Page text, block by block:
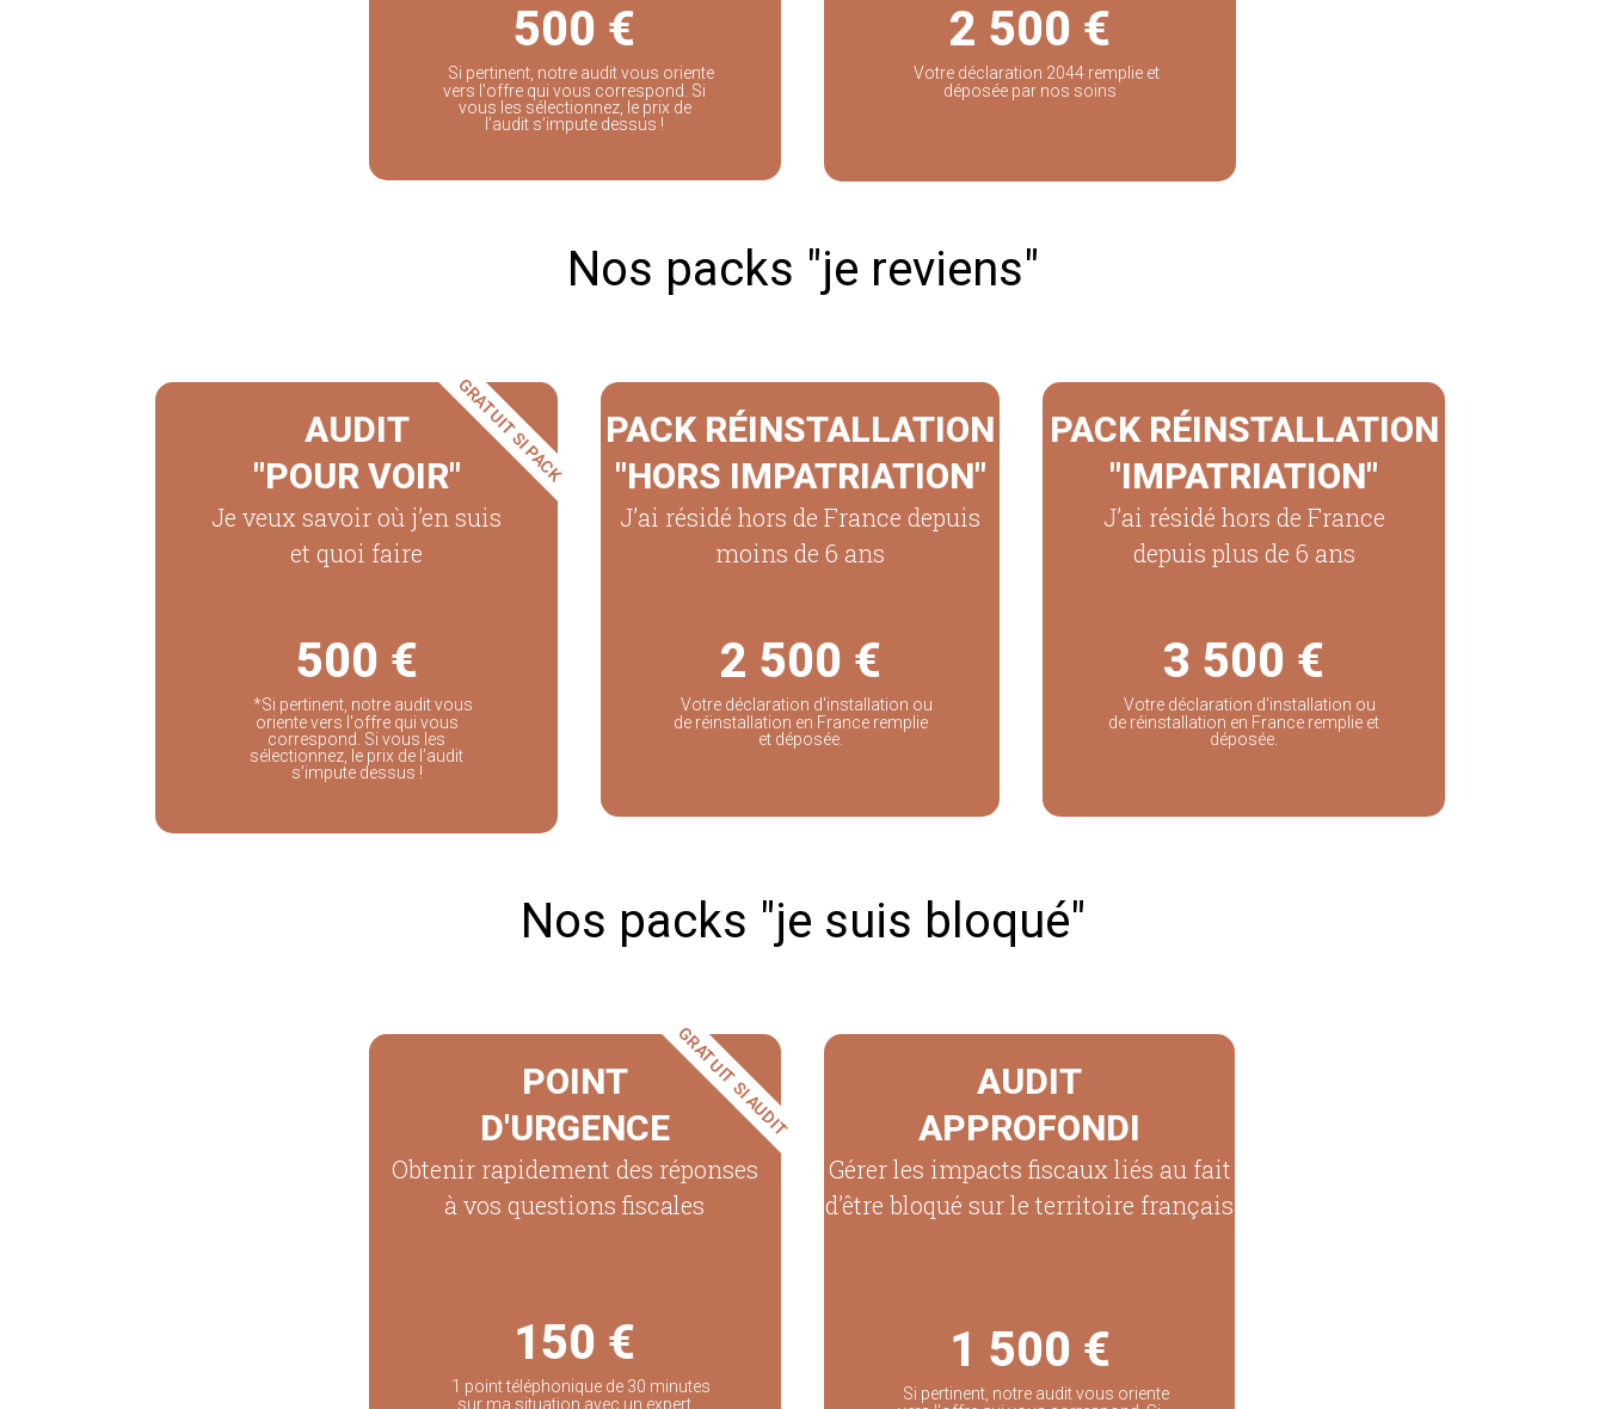
500 €
Si pertinent, notre audit vous oriente
vers l'offre qui vous correspond. Si
vous les sélectionnez, le prix de
l’audit s’impute dessus !
2 500 €
Votre déclaration 2044 remplie et
déposée par nos soins
Nos packs "je reviens"
AUDIT
"POUR VOIR"
Je veux savoir où j’en suis
et quoi faire
500 €
*Si pertinent, notre audit vous
oriente vers l'offre qui vous
correspond. Si vous les
sélectionnez, le prix de l’audit
s’impute dessus !
GRATUIT SI PACK
PACK RÉINSTALLATION
"HORS IMPATRIATION"​
J’ai résidé hors de France depuis
moins de 6 ans
2 500 €
Votre déclaration d'installation ou
de réinstallation en France remplie
et déposée.
PACK RÉINSTALLATION
"IMPATRIATION"
J’ai résidé hors de France
depuis plus de 6 ans
3 500 €
Votre déclaration d'installation ou
de réinstallation en France remplie et
déposée.
Nos packs "je suis bloqué"
POINT
D'URGENCE
Obtenir rapidement des réponses
à vos questions fiscales
150 €
1 point téléphonique de 30 minutes
sur ma situation avec un expert
GRATUIT SI AUDIT
AUDIT
APPROFONDI
Gérer les impacts fiscaux liés au fait
d’être bloqué sur le territoire français
1 500 €
Si pertinent, notre audit vous oriente